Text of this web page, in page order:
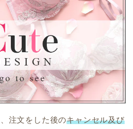
注文をした後のキャンセル及び